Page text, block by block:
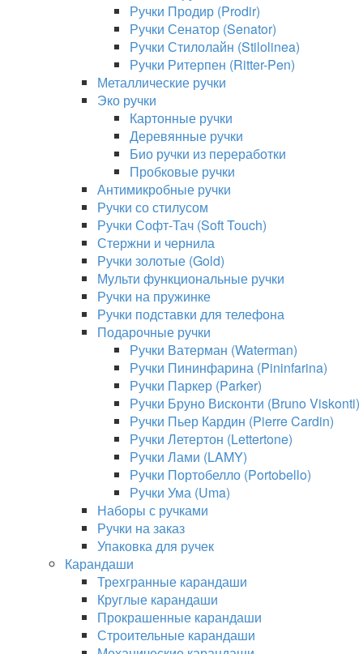
Ручки Продир (Prodir)
Ручки Сенатор (Senator)
Ручки Стилолайн (Stilolinea)
Ручки Ритерпен (Ritter-Pen)
Металлические ручки
Эко ручки
Картонные ручки
Деревянные ручки
Био ручки из переработки
Пробковые ручки
Антимикробные ручки
Ручки со стилусом
Ручки Софт-Тач (Soft Touch)
Стержни и чернила
Ручки золотые (Gold)
Мульти функциональные ручки
Ручки на пружинке
Ручки подставки для телефона
Подарочные ручки
Ручки Ватерман (Waterman)
Ручки Пининфарина (Pininfarina)
Ручки Паркер (Parker)
Ручки Бруно Висконти (Bruno Viskonti)
Ручки Пьер Кардин (Pierre Cardin)
Ручки Летертон (Lettertone)
Ручки Лами (LAMY)
Ручки Портобелло (Portobello)
Ручки Ума (Uma)
Наборы с ручками
Ручки на заказ
Упаковка для ручек
Карандаши
Трехгранные карандаши
Круглые карандаши
Прокрашенные карандаши
Строительные карандаши